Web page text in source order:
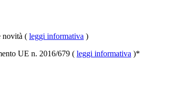
novità ( leggi informativa )
UE n. 2016/679 ( leggi informativa )*